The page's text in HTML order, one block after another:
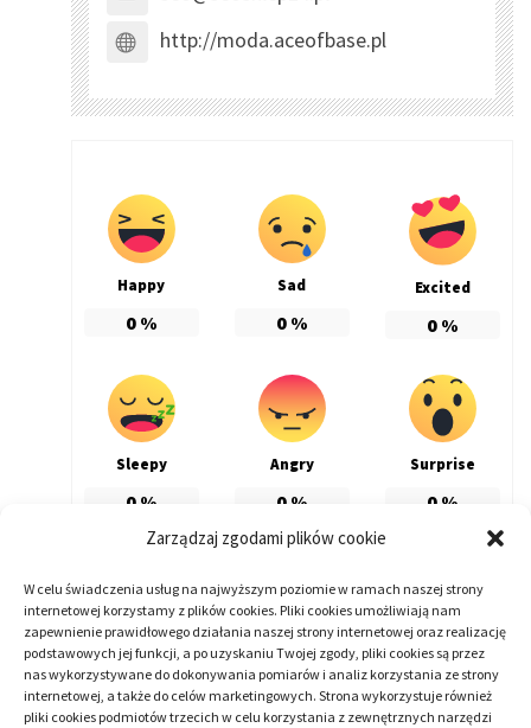
Zarządzaj zgodami plików cookie
W celu świadczenia usług na najwyższym poziomie w ramach naszej strony
internetowej korzystamy z plików cookies. Pliki cookies umożliwiają nam
zapewnienie prawidłowego działania naszej strony internetowej oraz realizację
podstawowych jej funkcji, a po uzyskaniu Twojej zgody, pliki cookies są przez
nas wykorzystywane do dokonywania pomiarów i analiz korzystania ze strony
internetowej, a także do celów marketingowych. Strona wykorzystuje również
pliki cookies podmiotów trzecich w celu korzystania z zewnętrznych narzędzi
http://moda.aceofbase.pl
Happy
0%
Sad
0%
Excited
0%
Sleepy
0%
Angry
0%
Surprise
0%
ARTYKUŁ SPONSOROWANY